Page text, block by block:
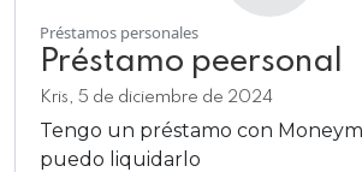
Préstamos personales
Préstamo peersonal
Kris, 5 de diciembre de 2024
Tengo un préstamo con
puedo liquidarlo